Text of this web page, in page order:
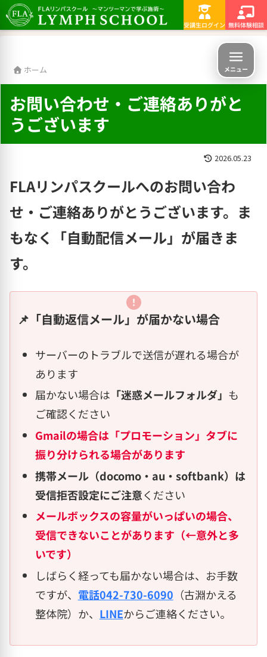
横浜・町田・相模原でリンパを学ぶなら
ホーム
お問い合わせ・ご連絡ありがと
うございます
2026.05.23
FLAリンパスクールへのお問い合わ
せ・ご連絡ありがとうございます。ま
もなく「自動配信メール」が届きま
す。
📌「自動返信メール」が届かない場合
サーバーのトラブルで送信が遅れる場合が
あります
届かない場合は 「迷惑メールフォルダ」 も
ご確認ください
Gmailの場合は「プロモーション」タブに
振り分けられる場合があります
携帯メール（docomo・au・softbank）は
受信拒否設定にご注意ください
メールボックスの容量がいっぱいの場合、
受信できないことがあります（←意外と多
いです）
しばらく経っても届かない場合は、お手数
ですが、 電話042-730-6090 （古淵かえる
整体院）か、 LINEからご連絡ください。
受講生ログイン 無料体験相談
メニュー